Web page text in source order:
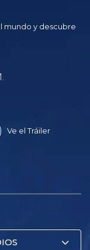
mundo y descubre
Ve el Tráiler